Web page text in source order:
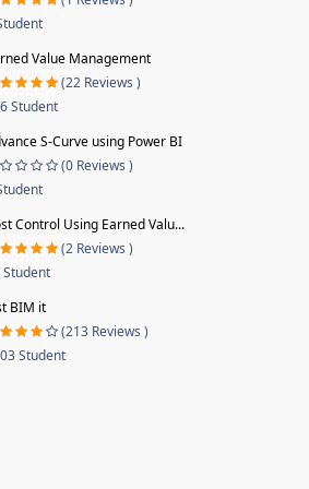
Value Management
(22 Reviews )
Student
S-Curve using Power BI
(0 Reviews )
Control Using Earned Valu...
(2 Reviews )
Student
BIM it
(213 Reviews )
Student